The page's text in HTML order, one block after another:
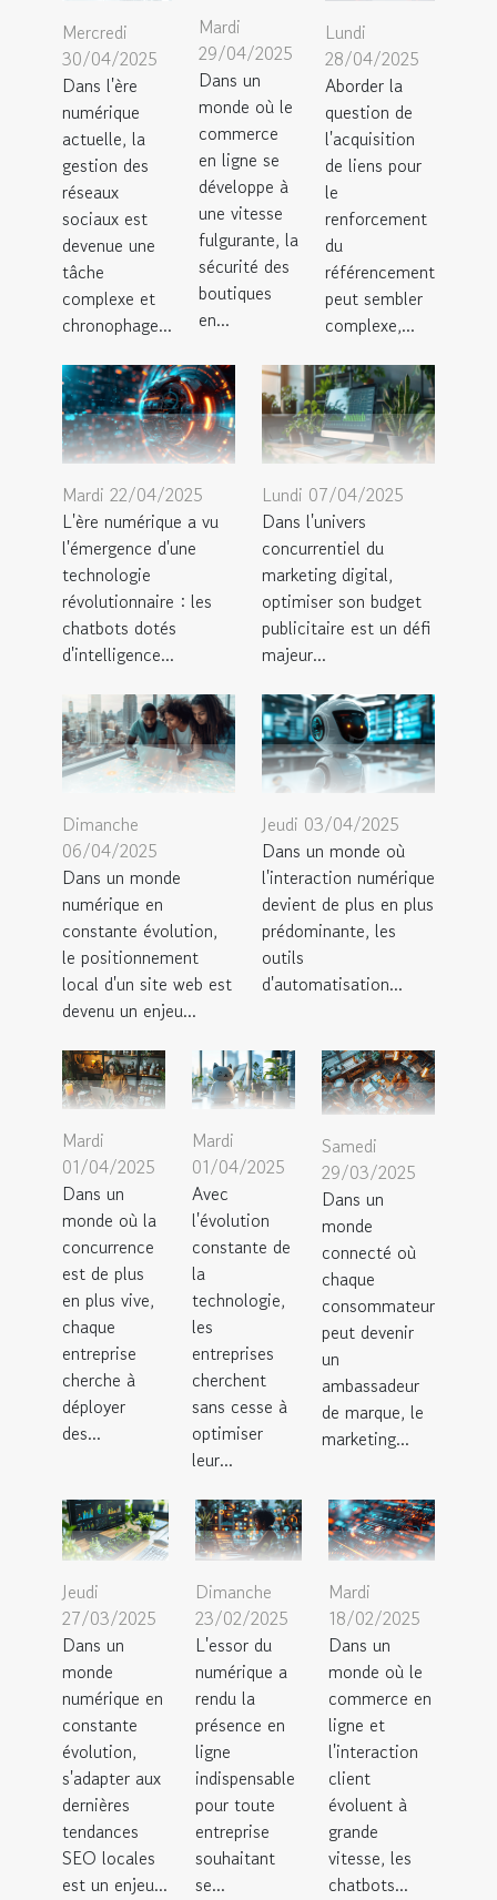
Mercredi
30/04/2025
Dans l'ère
numérique
actuelle, la
gestion des
réseaux
sociaux est
devenue une
tâche
complexe et
chronophage...
Mardi
29/04/2025
Dans un
monde où le
commerce
en ligne se
développe à
une vitesse
fulgurante, la
sécurité des
boutiques
en...
Lundi
28/04/2025
Aborder la
question de
l'acquisition
de liens pour
le
renforcement
du
référencement
peut sembler
complexe,...
Mardi 22/04/2025
L'ère numérique a vu
l'émergence d'une
technologie
révolutionnaire : les
chatbots dotés
d'intelligence...
Lundi 07/04/2025
Dans l'univers
concurrentiel du
marketing digital,
optimiser son budget
publicitaire est un défi
majeur...
Dimanche
06/04/2025
Dans un monde
numérique en
constante évolution,
le positionnement
local d'un site web est
devenu un enjeu...
Jeudi 03/04/2025
Dans un monde où
l'interaction numérique
devient de plus en plus
prédominante, les
outils
d'automatisation...
Mardi
01/04/2025
Dans un
monde où la
concurrence
est de plus
en plus vive,
chaque
entreprise
cherche à
déployer
des...
Mardi
01/04/2025
Avec
l'évolution
constante de
la
technologie,
les
entreprises
cherchent
sans cesse à
optimiser
leur...
Samedi
29/03/2025
Dans un
monde
connecté où
chaque
consommateur
peut devenir
un
ambassadeur
de marque, le
marketing...
Jeudi
27/03/2025
Dans un
monde
numérique en
constante
évolution,
s'adapter aux
dernières
tendances
SEO locales
est un enjeu...
Dimanche
23/02/2025
L'essor du
numérique a
rendu la
présence en
ligne
indispensable
pour toute
entreprise
souhaitant
se...
Mardi
18/02/2025
Dans un
monde où le
commerce en
ligne et
l'interaction
client
évoluent à
grande
vitesse, les
chatbots...